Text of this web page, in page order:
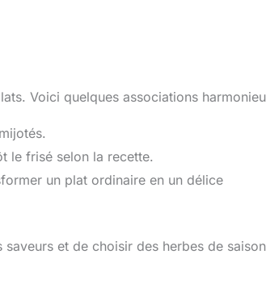
Voici quelques associations
le frisé selon la recette.
un plat ordinaire en un délice
et de choisir des herbes de saison